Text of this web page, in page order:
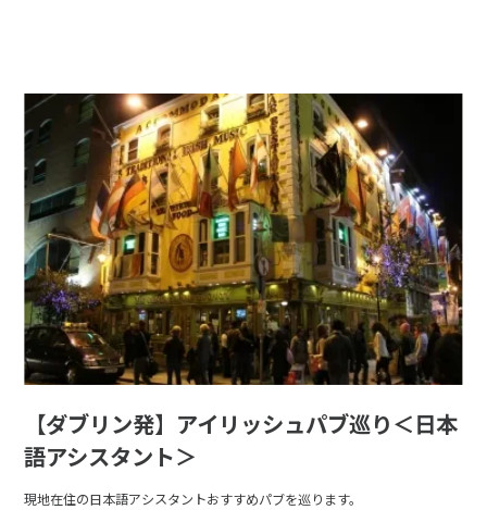
【ダブリン発】アイリッシュパブ巡り＜日本
語アシスタント＞
現地在住の日本語アシスタントおすすめパブを巡ります。